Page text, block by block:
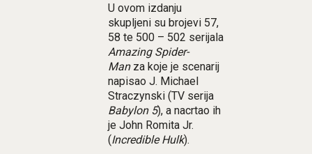
U ovom izdanju
skupljeni su brojevi 57,
58 te 500 – 502 serijala
Amazing Spider-
Manza koje je scenarij
napisao J. Michael
Straczynski (TV serija
Babylon 5), a nacrtao ih
je John Romita Jr.
(Incredible Hulk).